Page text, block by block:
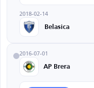
2018-02-14
Belasica
2016-07-01
AP Brera